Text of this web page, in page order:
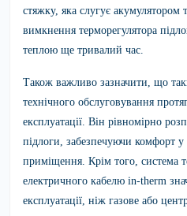
стяжку, яка слугує акумулятором
вимкнення терморегулятора
теплою ще тривалий час.
Також важливо зазначити, що
технічного обслуговування
експлуатації. Він рівномірно
підлоги, забезпечуючи комфорт
приміщення. Крім того, система
електричного кабелю in-therm
експлуатації, ніж газове або